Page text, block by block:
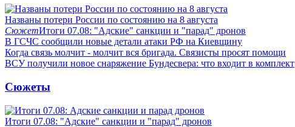
Названы потери России по состоянию на 8 августа
СюжетИтоги 07.08: "Адские" санкции и "парад" дронов
В ГСЧС сообщили новые детали атаки РФ на Киевщину
Когда связь молчит - молчит вся бригада. Связисты просят помощи
ВСУ получили новое снаряжение Бундесвера: что входит в комплект
Сюжеты
Итоги 07.08: "Адские" санкции и "парад" дронов